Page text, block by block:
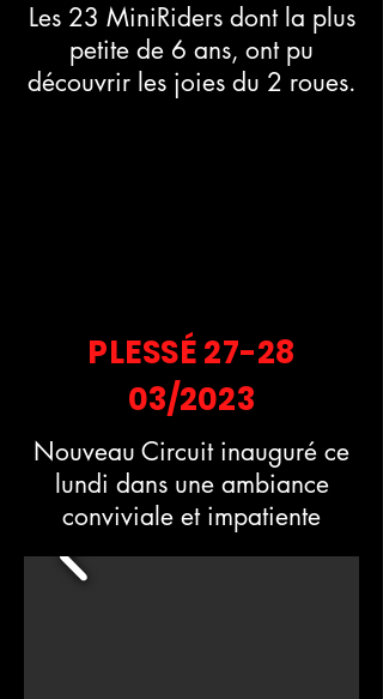
Les 23 MiniRiders dont la plus
petite de 6 ans, ont pu
découvrir les joies du 2 roues.
PLESSÉ 27-28
03/2023
Nouveau Circuit inauguré ce
lundi dans une ambiance
conviviale et impatiente